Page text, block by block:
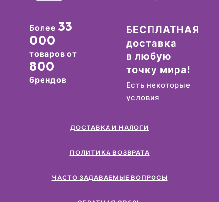
Более 33
000
товаров от
800
брендов
БЕСПЛАТНАЯ
доставка
в любую
точку мира!
Есть некоторые
условия
ДОСТАВКА И НАЛОГИ
ПОЛИТИКА ВОЗВРАТА
ЧАСТО ЗАДАВАЕМЫЕ ВОПРОСЫ